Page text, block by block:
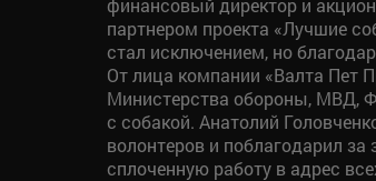
финансовый директор и
партнером проекта «Лучшие
стал исключением, но
От лица компании «Валта Пет
Министерства обороны, МВД,
с собакой. Анатолий
волонтеров и поблагодарил
сплоченную работу в адрес